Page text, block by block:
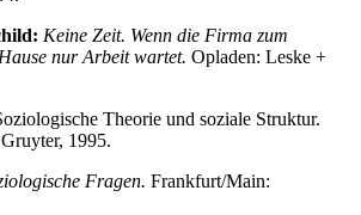
Keine Zeit. Wenn die Firma zum
nur Arbeit wartet. Opladen: Leske +
Theorie und soziale Struktur.
1995.
Fragen. Frankfurt/Main: